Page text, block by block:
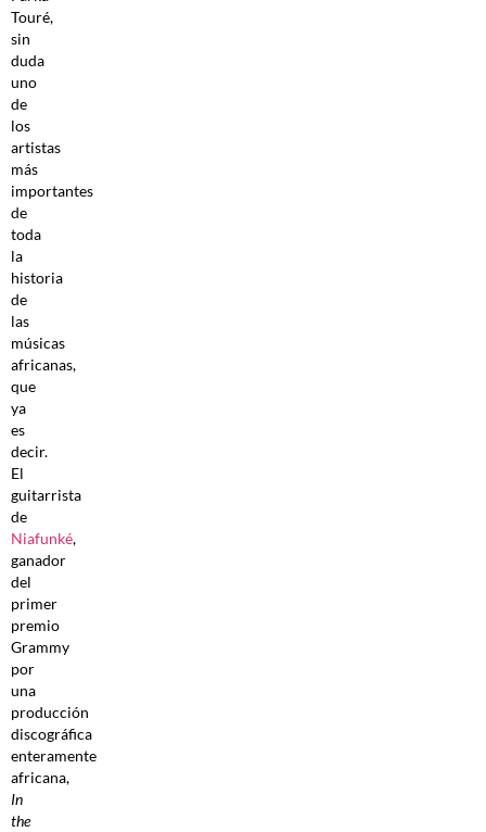
Touré,
sin
duda
uno
de
los
artistas
más
importantes
de
toda
la
historia
de
las
músicas
africanas,
que
ya
es
decir.
El
guitarrista
de
Niafunké,
ganador
del
primer
premio
Grammy
por
una
producción
discográfica
enteramente
africana,
In
the